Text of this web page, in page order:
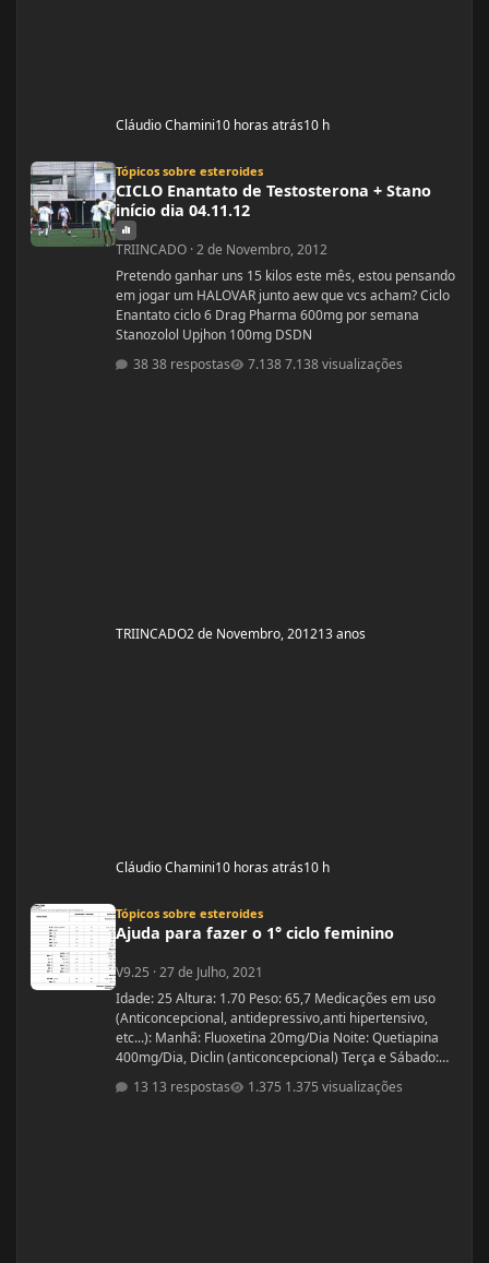
Cláudio Chamini10 horas atrás10 h
Tópicos sobre esteroides
CICLO Enantato de Testosterona + Stano
início dia 04.11.12
TRIINCADO ·2 de Novembro, 2012
Pretendo ganhar uns 15 kilos este mês, estou pensando
em jogar um HALOVAR junto aew que vcs acham? Ciclo
Enantato ciclo 6 Drag Pharma 600mg por semana
Stanozolol Upjhon 100mg DSDN
38 respostas
7.138 visualizações
TRIINCADO2 de Novembro, 201213 anos
Cláudio Chamini10 horas atrás10 h
Tópicos sobre esteroides
Ajuda para fazer o 1° ciclo feminino
V9.25 ·27 de Julho, 2021
Idade: 25 Altura: 1.70 Peso: 65,7 Medicações em uso
(Anticoncepcional, antidepressivo,anti hipertensivo,
etc...): Manhã: Fluoxetina 20mg/Dia Noite: Quetiapina
400mg/Dia, Diclin (anticoncepcional) Terça e Sábado:
cirurgias: Frequentemente tenho hipoglicemia oque faz
13 respostas 1.375 visualizações